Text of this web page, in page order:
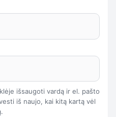
išsaugoti vardą ir el. pašto
iš naujo, kai kitą kartą vėl